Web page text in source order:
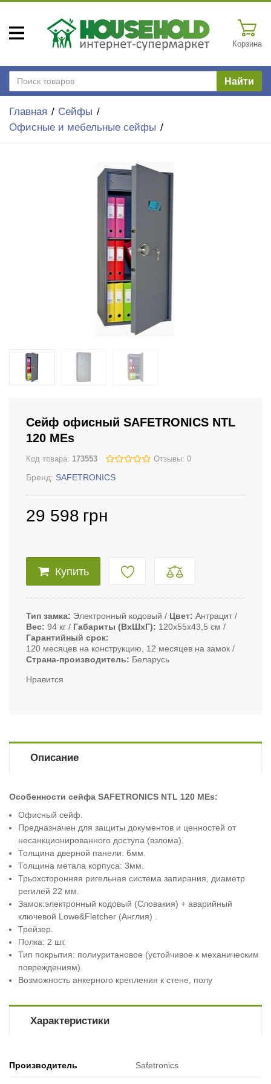
Корзина
Найти
Главная
Сейфы
Офисные и мебельные сейфы
Сейф офисный SAFETRONICS NTL
120 MЕs
Код товара: 173553 Отзывы: 0
Бренд: SAFETRONICS
29 598 грн
Купить
Тип замка Электронный кодовый Цвет Антрацит
Вес 94 кг Габариты (ВxШxГ)
120х55х43,5 см
Гарантийный срок
120 месяцев на конструкцию, 12 месяцев на замок
Страна-производитель
Беларусь
Нравится
Описание
Особенности сейфа SAFETRONICS NTL 120 MЕs:
Офисный сейф.
Предназначен для защиты документов и ценностей от
несанкционированного доступа (взлома).
Толщина дверной панели: 6мм.
Толщина метала корпуса: 3мм.
Трьохсторонняя ригельная система запирания, диаметр
регилей 22 мм.
Замок:электронный кодовый (Словакия) + аварийный
ключевой Lowe&Fletcher (Англия) .
Трейзер.
Полка: 2 шт.
Тип покрытия: полиуритановое (устойчивое к механическим
повреждениям).
Возможность анкерного крепления к стене, полу
Характеристики
Производитель Safetronics